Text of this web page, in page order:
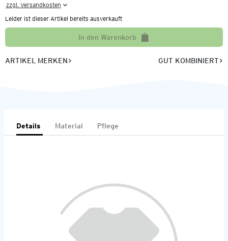
zzgl. Versandkosten
Leider ist dieser Artikel bereits ausverkauft
In den Warenkorb
ARTIKEL MERKEN GUT KOMBINIERT
Details Material Pflege